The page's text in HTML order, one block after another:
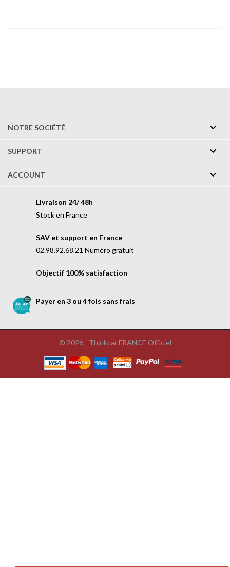
NOTRE SOCIÉTÉ 
SUPPORT 
ACCOUNT 
Livraison 24/ 48h
Stock en France
SAV et support en France
02.98.92.68.21 Numéro gratuit
Objectif 100% satisfaction
Payer en 3 ou 4 fois sans frais
© 2026 - Thinkcar FRANCE Officiel